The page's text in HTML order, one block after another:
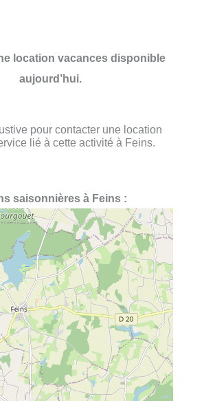
location vacances disponible
aujourd’hui.
pour contacter une location
lié à cette activité à Feins.
saisonnières à Feins :